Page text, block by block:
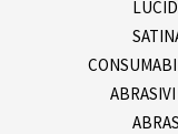
ABRASIVI